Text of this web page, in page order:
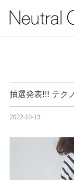
抽選発表!!! テク
2022-10-13